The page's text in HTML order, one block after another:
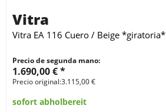
Vitra
Vitra EA 116 Cuero / Beige *giratoria*
Precio de segunda mano:
1.690,00 € *
Precio original:3.115,00 €
sofort abholbereit